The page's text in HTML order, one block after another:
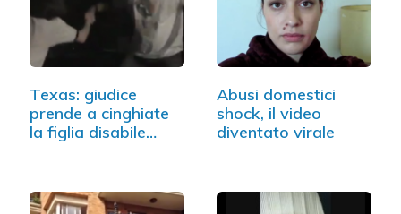
Texas: giudice
prende a cinghiate
la figlia disabile…
Abusi domestici
shock, il video
diventato virale